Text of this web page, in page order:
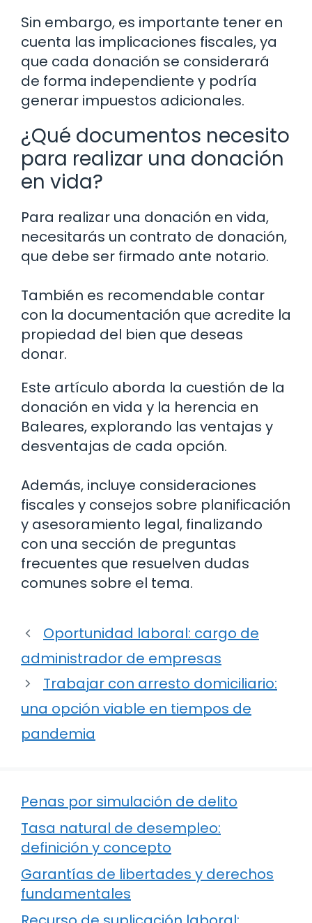
Sin embargo, es importante tener en
cuenta las implicaciones fiscales, ya
que cada donación se considerará
de forma independiente y podría
generar impuestos adicionales.
¿Qué documentos necesito
para realizar una donación
en vida?
Para realizar una donación en vida,
necesitarás un contrato de donación,
que debe ser firmado ante notario.
También es recomendable contar
con la documentación que acredite la
propiedad del bien que deseas
donar.
Este artículo aborda la cuestión de la
donación en vida y la herencia en
Baleares, explorando las ventajas y
desventajas de cada opción.
Además, incluye consideraciones
fiscales y consejos sobre planificación
y asesoramiento legal, finalizando
con una sección de preguntas
frecuentes que resuelven dudas
comunes sobre el tema.
Oportunidad laboral: cargo de
administrador de empresas
Trabajar con arresto domiciliario:
una opción viable en tiempos de
pandemia
Penas por simulación de delito
Tasa natural de desempleo:
definición y concepto
Garantías de libertades y derechos
fundamentales